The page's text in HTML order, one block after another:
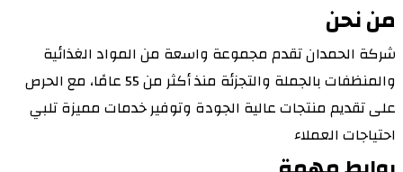
من نحن
شركة الحمدان تقدم مجموعة واسعة من المواد الغذائية
والمنظفات بالجملة والتجزئة منذ أكثر من 55 عامًا، مع الحرص
على تقديم منتجات عالية الجودة وتوفير خدمات مميزة تلبي
احتياجات العملاء